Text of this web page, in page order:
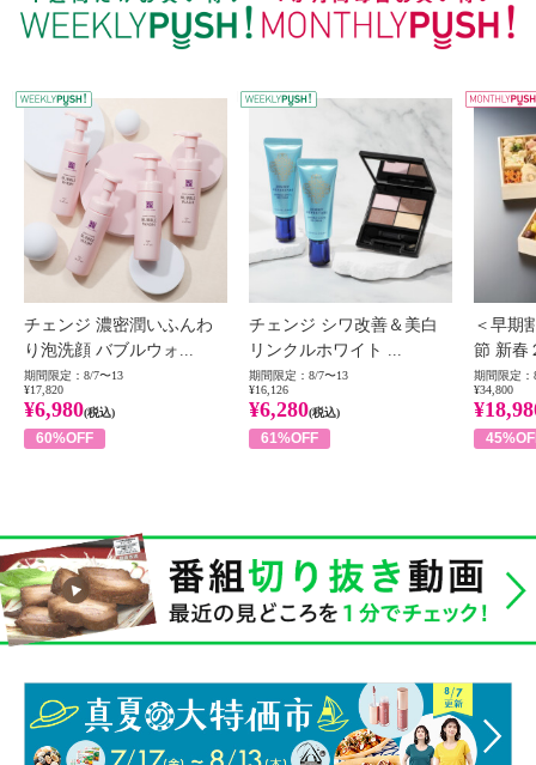
WEEKLY PUSH
チェンジ 濃密潤いふんわ
り泡洗顔 バブルウォ...
期間限定：8/7〜13
¥17,820
¥6,980(税込)
60%OFF
チェンジ シワ改善＆美白
リンクルホワイト ...
期間限定：8/7〜13
¥16,126
¥6,280(税込)
61%OFF
＜早期
節 新春
期間限定：
¥34,800